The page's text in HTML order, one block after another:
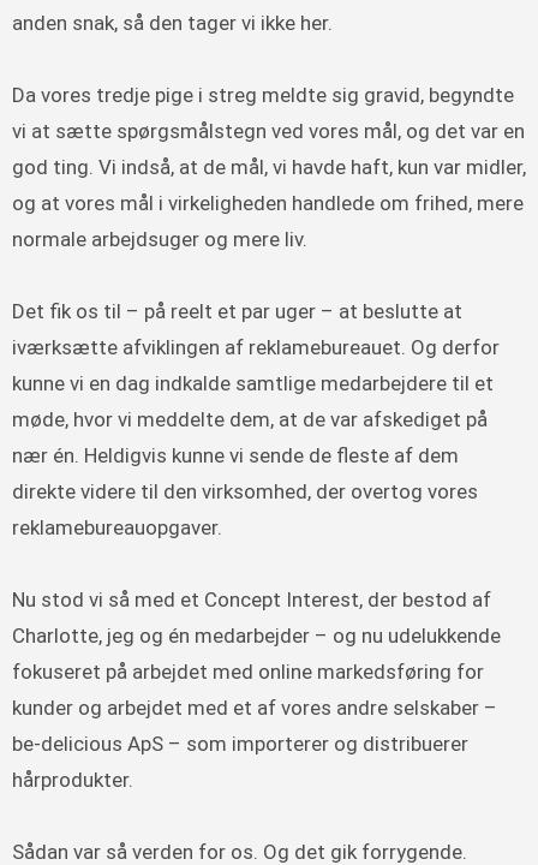
anden snak, så den tager vi ikke her.
Da vores tredje pige i streg meldte sig gravid, begyndte
vi at sætte spørgsmålstegn ved vores mål, og det var en
god ting. Vi indså, at de mål, vi havde haft, kun var midler,
og at vores mål i virkeligheden handlede om frihed, mere
normale arbejdsuger og mere liv.
Det fik os til – på reelt et par uger – at beslutte at
iværksætte afviklingen af reklamebureauet. Og derfor
kunne vi en dag indkalde samtlige medarbejdere til et
møde, hvor vi meddelte dem, at de var afskediget på
nær én. Heldigvis kunne vi sende de fleste af dem
direkte videre til den virksomhed, der overtog vores
reklamebureauopgaver.
Nu stod vi så med et Concept Interest, der bestod af
Charlotte, jeg og én medarbejder – og nu udelukkende
fokuseret på arbejdet med online markedsføring for
kunder og arbejdet med et af vores andre selskaber –
be-delicious ApS – som importerer og distribuerer
hårprodukter.
Sådan var så verden for os. Og det gik forrygende.